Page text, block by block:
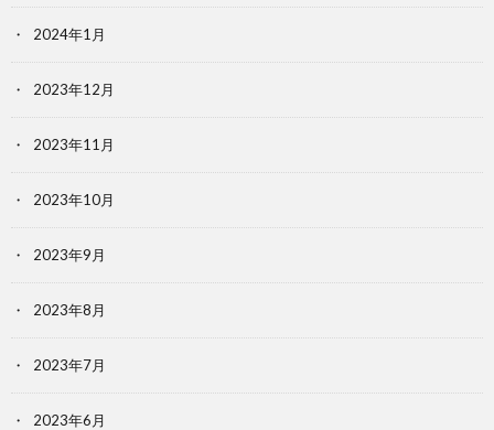
2024年1月
2023年12月
2023年11月
2023年10月
2023年9月
2023年8月
2023年7月
2023年6月